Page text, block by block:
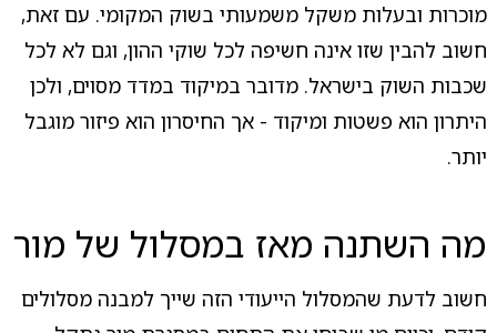
מוכרות ובעלות משקל משמעותי בשוק המקומי. עם זאת,
חשוב להבין שזו אינה חשיפה לכל שוקי ההון, וגם לא לכל
שכבות השוק בישראל. מדובר במיקוד במדד מסוים, ולכן
היתרון הוא פשטות ומיקוד - אך החיסרון הוא פיזור מוגבל
יותר.
מה השתנה מאז במסלול של מור
חשוב לדעת שהמסלול הייעודי הזה שייך למבנה מסלולים